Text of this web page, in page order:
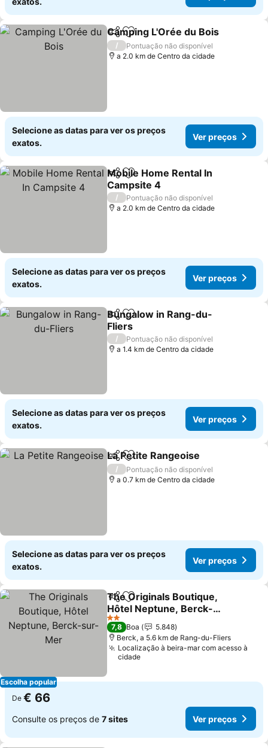
PartilharAdicionar aos favoritos
Camping L'Orée du Bois
/
Pontuação não disponível
a 2.0 km de Centro da cidade
Selecione as datas para ver os preços
exatos.
Ver preços
PartilharAdicionar aos favoritos
Mobile Home Rental In
Campsite 4
Ver preços
/
Pontuação não disponível
a 2.0 km de Centro da cidade
Selecione as datas para ver os preços
exatos.
Ver preços
PartilharAdicionar aos favoritos
Bungalow in Rang-du-
Fliers
Ver preços
/
Pontuação não disponível
a 1.4 km de Centro da cidade
Selecione as datas para ver os preços
exatos.
Ver preços
PartilharAdicionar aos favoritos
La Petite Rangeoise
/
Pontuação não disponível
a 0.7 km de Centro da cidade
Selecione as datas para ver os preços
exatos.
Ver preços
Escolha popular
PartilharAdicionar aos favoritos
The Originals Boutique,
Hôtel Neptune, Berck-
sur-Mer
Ver preços
2 Estrelas
7,8 Boa
5.848
Berck, a 5.6 km de Rang-du-Fliers
Localização à beira-mar com acesso à
cidade
De € 66
Consulte os preços de 7 sites Ver preços